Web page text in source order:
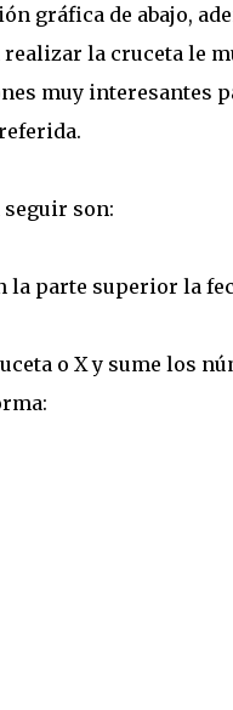
gráfica de abajo,
realizar la cruceta le
muy interesantes
seguir son:
la parte superior la
o X y sume los